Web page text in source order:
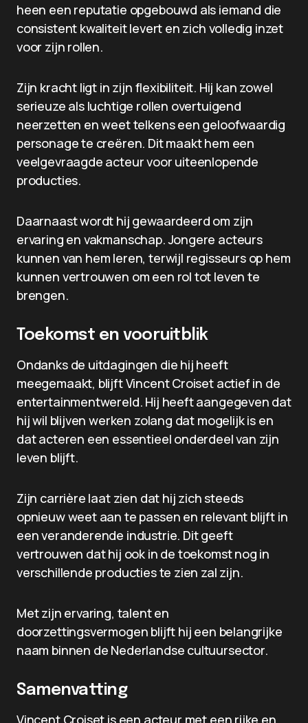
heen een reputatie opgebouwd als iemand die
consistent kwaliteit levert en zich volledig inzet
voor zijn rollen.
Zijn kracht ligt in zijn flexibiliteit. Hij kan zowel
serieuze als luchtige rollen overtuigend
neerzetten en weet telkens een geloofwaardig
personage te creëren. Dit maakt hem een
veelgevraagde acteur voor uiteenlopende
producties.
Daarnaast wordt hij gewaardeerd om zijn
ervaring en vakmanschap. Jongere acteurs
kunnen van hem leren, terwijl regisseurs op hem
kunnen vertrouwen om een rol tot leven te
brengen.
Toekomst en vooruitblik
Ondanks de uitdagingen die hij heeft
meegemaakt, blijft Vincent Croiset actief in de
entertainmentwereld. Hij heeft aangegeven dat
hij wil blijven werken zolang dat mogelijk is en
dat acteren een essentieel onderdeel van zijn
leven blijft.
Zijn carrière laat zien dat hij zich steeds
opnieuw weet aan te passen en relevant blijft in
een veranderende industrie. Dit geeft
vertrouwen dat hij ook in de toekomst nog in
verschillende producties te zien zal zijn.
Met zijn ervaring, talent en
doorzettingsvermogen blijft hij een belangrijke
naam binnen de Nederlandse cultuursector.
Samenvatting
Vincent Croiset is een acteur met een rijke en